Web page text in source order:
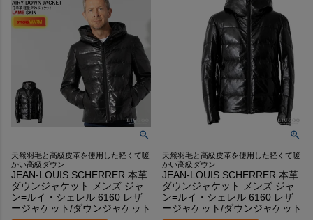
天然羽毛と高級皮革を使用した軽くて暖
かい高級ダウン
JEAN-LOUIS SCHERRER 本革
ダウンジャケット メンズ ジャ
ン=ルイ・シェレル 6160 レザ
ージャケット/ダウンジャケット
天然羽毛と高級皮革を使用した軽くて暖
かい高級ダウン
JEAN-LOUIS SCHERRER 本革
ダウンジャケット メンズ ジャ
ン=ルイ・シェレル 6160 レザ
ージャケット/ダウンジャケット